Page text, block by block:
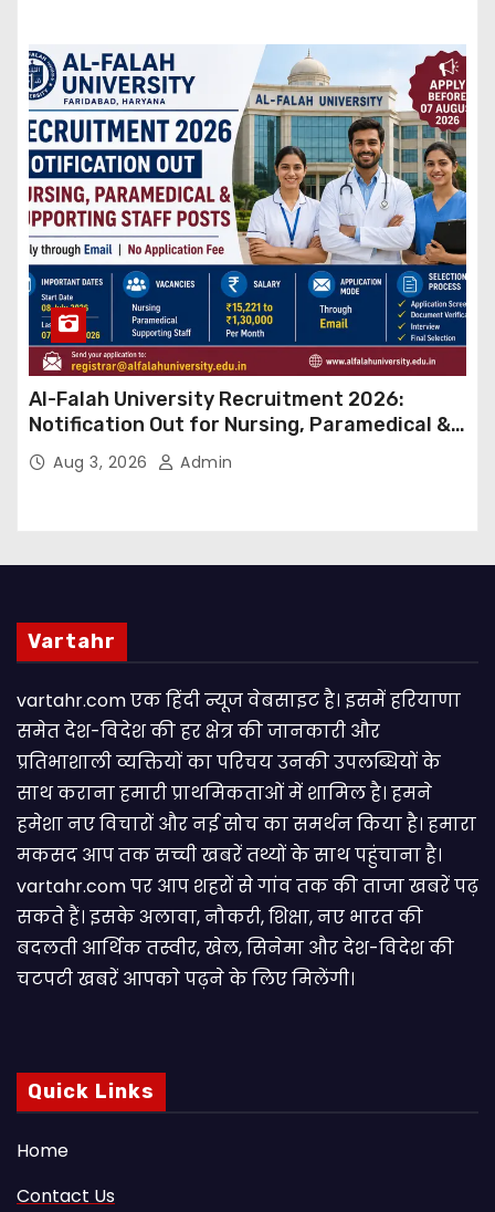
Al-Falah University Recruitment 2026:
Notification Out for Nursing, Paramedical &
Supporting Staff Posts, Apply Through Email
Aug 3, 2026 Admin
Vartahr
vartahr.com एक हिंदी न्यूज वेबसाइट है। इसमें हरियाणा
समेत देश-विदेश की हर क्षेत्र की जानकारी और
प्रतिभाशाली व्यक्तियों का परिचय उनकी उपलब्धियों के
साथ कराना हमारी प्राथमिकताओं में शामिल है। हमने
हमेशा नए विचारों और नई सोच का समर्थन किया है। हमारा
मकसद आप तक सच्ची खबरें तथ्यों के साथ पहुंचाना है।
vartahr.com पर आप शहरों से गांव तक की ताजा खबरें पढ़
सकते हैं। इसके अलावा, नौकरी, शिक्षा, नए भारत की
बदलती आर्थिक तस्वीर, खेल, सिनेमा और देश-विदेश की
चटपटी खबरें आपकाे पढ़ने के लिए मिलेंगी।
Quick Links
Home
Contact Us